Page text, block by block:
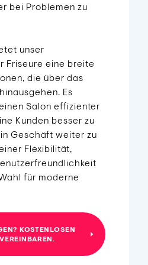
bei Problemen zu
unser
Friseure eine breite
die über das
Es
Salon effizienter
Kunden besser zu
Geschäft weiter zu
Flexibilität,
für moderne
KOSTENLOSEN